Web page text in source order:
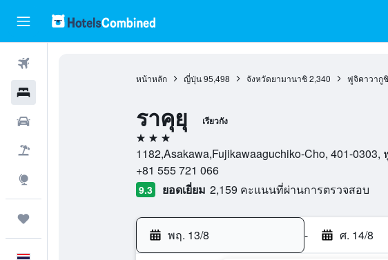
หน้าหลัก ญี่ปุ่น 95,498 จังหวัดยามานาชิ 2,340 ฟูจิคาวากู
ราคุยุ เรียวกัง
3 ดาว
1182,Asakawa,Fujikawaaguchiko-Cho, 401-
+81 555 721 066
9.3 ยอดเยี่ยม 2,159 คะแนนที่ผ่านการตรวจสอบ
พฤ. 13/8 - ศ. 14/8